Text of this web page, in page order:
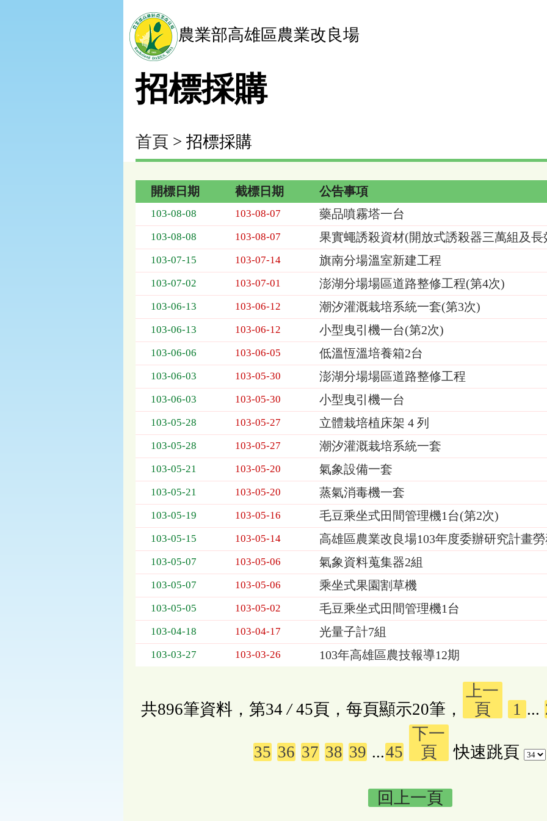
農業部高雄區農業改良場
招標採購
首頁 > 招標採購
購
表，
位
為：
期、
標
開標日期 截標日期 公告事項
103-08-08 103-08-07 藥品噴霧塔一台
103-08-08 103-08-07 果實蠅誘殺資材(開放式誘殺器三萬組及
103-07-15 103-07-14 旗南分場溫室新建工程
103-07-02 103-07-01 澎湖分場場區道路整修工程(第4次)
103-06-13 103-06-12 潮汐灌溉栽培系統一套(第3次)
103-06-13 103-06-12 小型曳引機一台(第2次)
103-06-06 103-06-05 低溫恆溫培養箱2台
103-06-03 103-05-30 澎湖分場場區道路整修工程
103-06-03 103-05-30 小型曳引機一台
103-05-28 103-05-27 立體栽培植床架 4 列
103-05-28 103-05-27 潮汐灌溉栽培系統一套
103-05-21 103-05-20 氣象設備一套
103-05-21 103-05-20 蒸氣消毒機一套
103-05-19 103-05-16 毛豆乘坐式田間管理機1台(第2次)
103-05-15 103-05-14 高雄區農業改良場103年度委辦研究計畫
103-05-07 103-05-06 氣象資料蒐集器2組
103-05-07 103-05-06 乘坐式果園割草機
103-05-05 103-05-02 毛豆乘坐式田間管理機1台
103-04-18 103-04-17 光量子計7組
103-03-27 103-03-26 103年高雄區農技報導12期
共896筆資料，第34 /45頁，每頁顯示20筆，
上一
頁
1 ...
35 36 37 38 39 ...45
下一
頁
快速跳頁
回上一頁